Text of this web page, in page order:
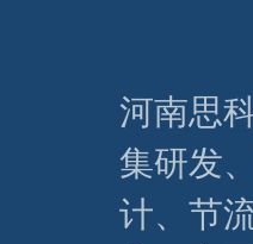
河南思
集研发
计、节